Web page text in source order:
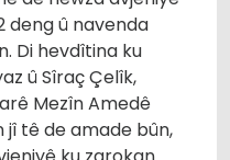
deng û navenda
Di hevdîtina ku
û Sîraç Çelîk,
Mezîn Amedê
jî tê de amade bûn,